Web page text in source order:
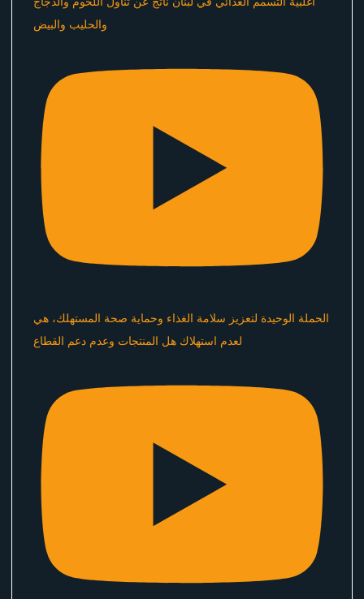
والحليب والبيض
الحملة الوحيدة لتعزيز سلامة الغذاء وحماية صحة المستهلك، هي
لعدم استهلاك هل المنتجات وعدم دعم القطاع